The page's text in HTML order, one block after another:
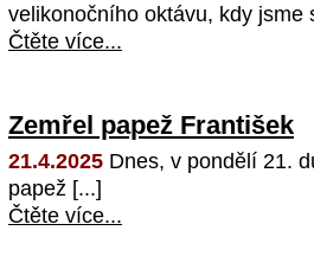
velikonočního oktávu, kdy jsme
Čtěte více...
Zemřel papež František
21.4.2025 Dnes, v pondělí 21.
papež [...]
Čtěte více...